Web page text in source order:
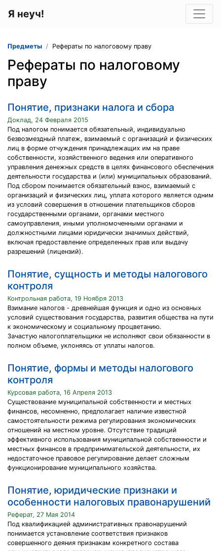
Я неуч!
Предметы Рефераты по налоговому праву
Рефераты по налоговому
праву
Понятие, признаки налога и сбора
Доклад, 24 Февраля 2015
Под налогом понимается обязательный, индивидуально
безвозмездный платеж, взимаемый с организаций и физических
лиц в форме отчуждения принадлежащих им на праве
собственности, хозяйственного ведения или оперативного
управления денежных средств в целях финансового обеспечения
деятельности государства и (или) муниципальных образований.
Под сбором понимается обязательный взнос, взимаемый с
организаций и физических лиц, уплата которого является одним
из условий совершения в отношении плательщиков сборов
государственными органами, органами местного
самоуправления, иными уполномоченными органами и
должностными лицами юридически значимых действий,
включая предоставление определенных прав или выдачу
разрешений (лицензий).
Понятие, сущность и методы налогового
контроля
Контрольная работа, 19 Ноября 2013
Взимание налогов - древнейшая функция и одно из основных
условий существования государства, развития общества на пути
к экономическому и социальному процветанию.
Зачастую налогоплательщики не исполняют свои обязанности в
полном объеме, уклоняясь от уплаты налогов.
Понятие, формы и методы налогового
контроля
Курсовая работа, 16 Апреля 2013
Существование муниципальной собственности и местных
финансов, несомненно, предполагает наличие известной
самостоятельности режима регулирования экономических
отношений на местном уровне. Отсутствие традиций
эффективного использования муниципальной собственности и
местных финансов в предпринимательской деятельности, их
недостаточное правовое регулирование делает сложным
функционирование муниципального хозяйства.
Понятие, юридические признаки и
особенности налоговых правонарушений
Реферат, 27 Мая 2014
Под квалификацией административных правонарушений
понимается установление соответствия признаков
совершенного деяния признакам конкретного состава